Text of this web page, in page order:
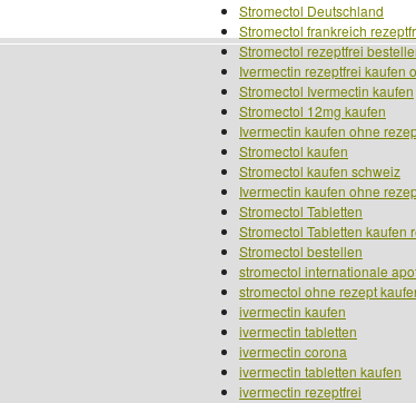
Stromectol Deutschland
Stromectol frankreich
Stromectol rezeptfrei
Ivermectin rezeptfrei kaufen
Stromectol Ivermectin kaufen
Stromectol 12mg kaufen
Ivermectin kaufen ohne
Stromectol kaufen
Stromectol kaufen schweiz
Ivermectin kaufen ohne
Stromectol Tabletten
Stromectol Tabletten kaufen
Stromectol bestellen
stromectol internationale
stromectol ohne rezept
ivermectin kaufen
ivermectin tabletten
ivermectin corona
ivermectin tabletten kaufen
ivermectin rezeptfrei